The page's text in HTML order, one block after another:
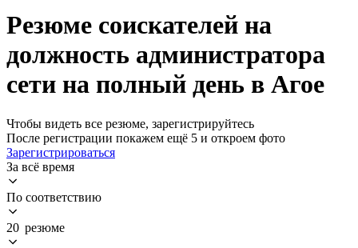
Резюме соискателей на
должность администратора
сети на полный день в Агое
Чтобы видеть все резюме, зарегистрируйтесь
После регистрации покажем ещё 5 и откроем фото
Зарегистрироваться
За всё время
По соответствию
20 резюме